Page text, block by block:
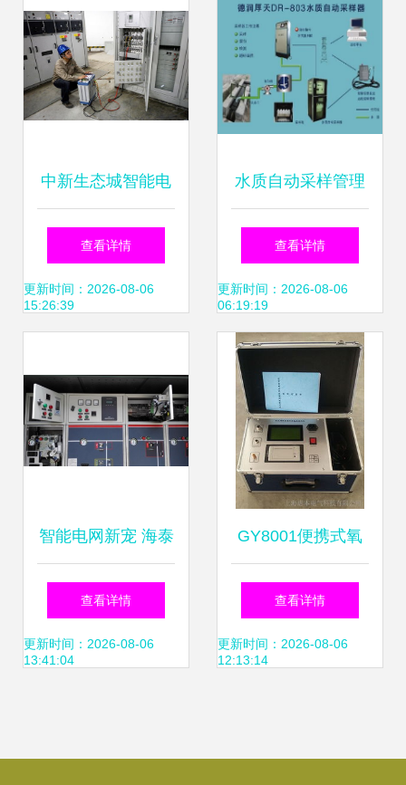
中新生态城智能电
网故障自愈功能测
试成功 智能电网在
查看详情
更新时间：2026-08-06
15:26:39
水质自动采样管理
系统与智能电网在
线监测仪的基本介
绍
查看详情
更新时间：2026-08-06
06:19:19
智能电网新宠 海泰
林hdp600分布式直
流操作电源再添力
查看详情
更新时间：2026-08-06
13:41:04
GY8001便携式氧
化锌避雷器在线监
测仪 提升智能电网
查看详情
更新时间：2026-08-06
12:13:14